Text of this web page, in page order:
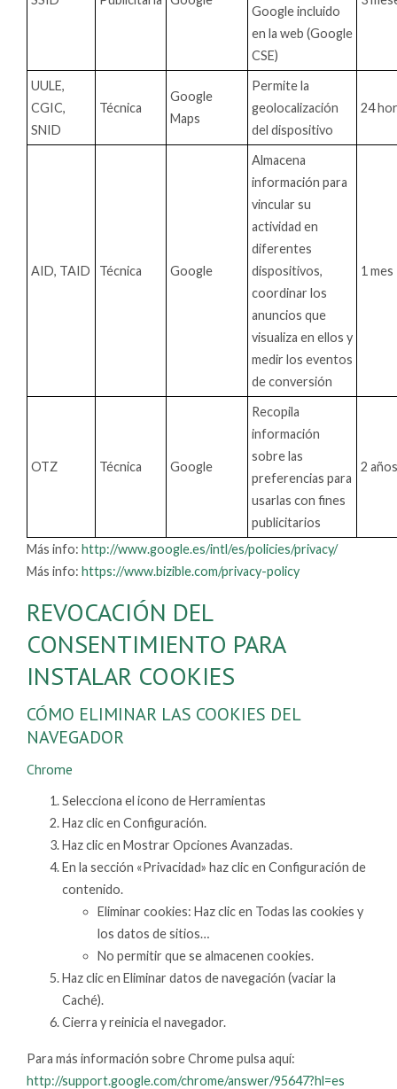
Google incluido
en la web (Google
CSE)
UULE,
CGIC,
SNID
Técnica
Google
Maps
Permite la
geolocalización
del dispositivo
24
AID, TAID Técnica Google
Almacena
información para
vincular su
actividad en
diferentes
dispositivos,
coordinar los
anuncios que
visualiza en ellos y
medir los eventos
de conversión
1 mes
OTZ Técnica Google
Recopila
información
sobre las
preferencias para
usarlas con fines
publicitarios
2 años
Más info: http://www.google.es/intl/es/policies/privacy/
Más info: https://www.bizible.com/privacy-policy
REVOCACIÓN DEL
CONSENTIMIENTO PARA
INSTALAR COOKIES
CÓMO ELIMINAR LAS COOKIES DEL
NAVEGADOR
Chrome
Selecciona el icono de Herramientas
Haz clic en Configuración.
Haz clic en Mostrar Opciones Avanzadas.
En la sección «Privacidad» haz clic en Configuración de
contenido.
Eliminar cookies: Haz clic en Todas las cookies y
los datos de sitios…
No permitir que se almacenen cookies.
Haz clic en Eliminar datos de navegación (vaciar la
Caché).
Cierra y reinicia el navegador.
Para más información sobre Chrome pulsa aquí:
http://support.google.com/chrome/answer/95647?hl=es